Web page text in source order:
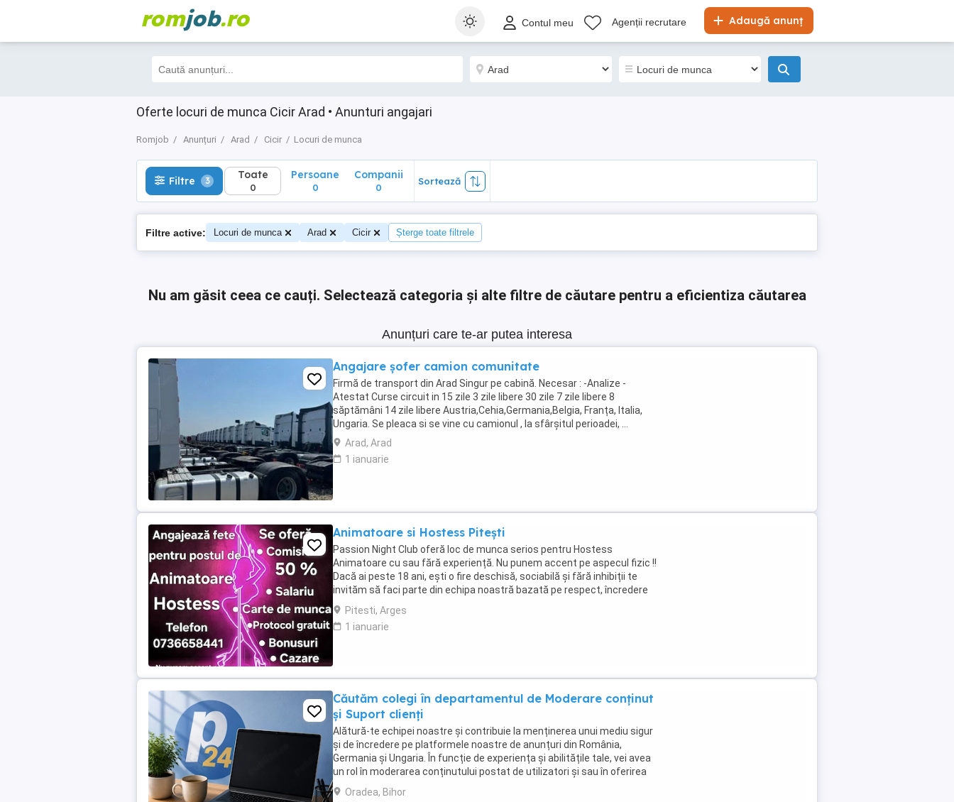
romjob.ro Adaugă anunț
Contul meu Agenții recrutare
Oferte locuri de munca Cicir Arad • Anunturi angajari
Romjob Anunțuri Arad Cicir Locuri de munca
Filtre 3 Toate
0
Filtre 3 Toate
0
Persoane
0
Companii
0
Sortează
Filtre active: Locuri de munca Arad Cicir Șterge toate filtrele
Nu am găsit ceea ce cauți. Selectează categoria și alte filtre de căutare pentru a eficientiza căutarea
Anunțuri care te-ar putea interesa
Angajare șofer camion comunitate
Firmă de transport din Arad Singur pe cabină. Necesar : -Analize -
Atestat Curse circuit in 15 zile 3 zile libere 30 zile 7 zile libere 8
săptămâni 14 zile libere Austria,Cehia,Germania,Belgia, Franța, Italia,
Ungaria. Se pleaca si se vine cu camionul , la sfârșitul perioadei, ...
Arad, Arad
1 ianuarie
Animatoare si Hostess Pitești
Passion Night Club oferă loc de munca serios pentru Hostess
Animatoare cu sau fără experiență. Nu punem accent pe aspecul fizic !!
Dacă ai peste 18 ani, ești o fire deschisă, sociabilă și fără inhibiții te
invităm să faci parte din echipa noastră bazată pe respect, încredere
și susținere . Facilități: ...
Pitesti, Arges
1 ianuarie
Căutăm colegi în departamentul de Moderare conținut
și Suport clienți
Alătură-te echipei noastre și contribuie la menținerea unui mediu sigur
și de încredere pe platformele noastre de anunțuri din România,
Germania și Ungaria. În funcție de experiența și abilitățile tale, vei avea
un rol în moderarea conținutului postat de utilizatori și sau în oferirea
de suport clienților ...
Oradea, Bihor